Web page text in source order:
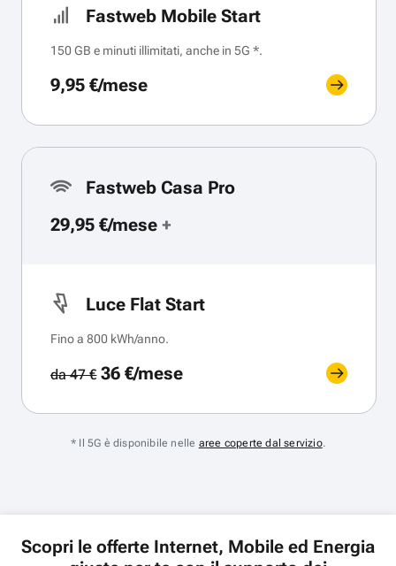
Fastweb Mobile Start
150 GB e minuti illimitati, anche in 5G *.
9,95 €/mese
Fastweb Casa Pro
29,95 €/mese +
Luce Flat Start
Fino a 800 kWh/anno.
da 47 €36 €/mese
* Il 5G è disponibile nelle aree coperte dal servizio.
Scopri le offerte Internet, Mobile ed Energia